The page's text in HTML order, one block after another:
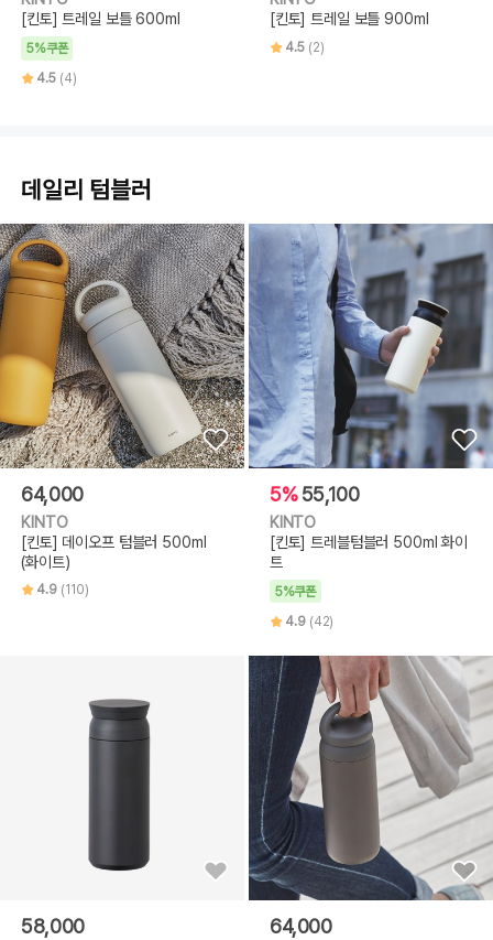
[킨토] 트레일 보틀 600ml
5%쿠폰
4.5 (4)
[킨토] 트레일 보틀 900ml
4.5 (2)
데일리 텀블러
64,000
KINTO
[킨토] 데이오프 텀블러 500ml
(화이트)
4.9 (110)
5% 55,100
KINTO
[킨토] 트레블텀블러 500ml 화이
트
5%쿠폰
4.9 (42)
58,000 64,000